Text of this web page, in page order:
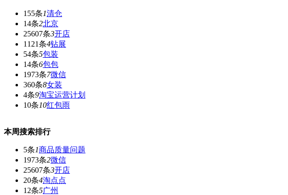
155条1清仓
14条2北京
25607条3开店
1121条4钻展
54条5包装
14条6包包
1973条7微信
360条8女装
4条9淘宝运营计划
10条10红包雨
本周搜索排行
5条1商品质量问题
1973条2微信
25607条3开店
20条4淘点点
12条5广州